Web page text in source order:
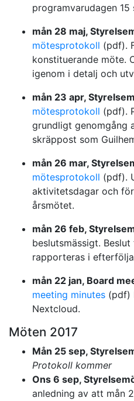
programvarudagen 15
mån 28 maj,
mötesprotokoll (pdf).
konstituerande möte.
igenom i detalj och
mån 23 apr,
mötesprotokoll (pdf).
grundligt genomgång
skräppost som
mån 26 mar,
mötesprotokoll (pdf).
aktivitetsdagar och
årsmötet.
mån 26 feb,
beslutsmässigt.
rapporteras i
mån 22 jan, Board
meeting minutes (pdf)
Nextcloud.
Möten 2017
Mån 25 sep,
Protokoll kommer
Ons 6 sep,
anledning av att mån